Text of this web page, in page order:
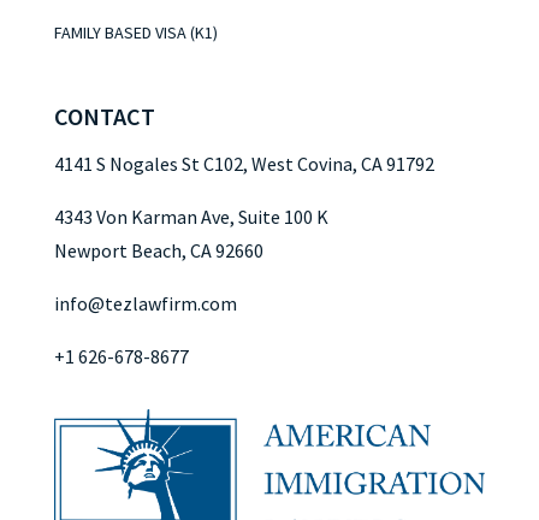
FAMILY BASED VISA (K1)
CONTACT
4141 S Nogales St C102, West Covina, CA 91792
4343 Von Karman Ave, Suite 100 K
Newport Beach, CA 92660
info@tezlawfirm.com
+1 626-678-8677